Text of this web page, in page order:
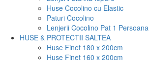
Huse Cocolino cu Elastic
Paturi Cocolino
Lenjerii Cocolino Pat 1 Persoana
HUSE & PROTECTII SALTEA
Huse Finet 180 x 200cm
Huse Finet 160 x 200cm